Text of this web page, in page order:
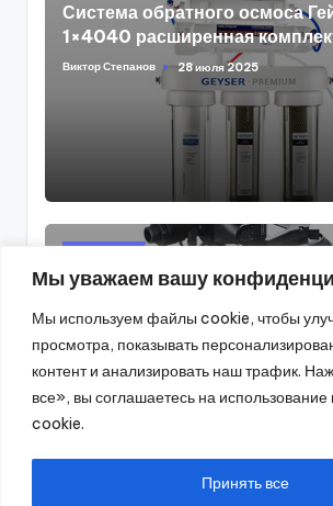
Мы уважаем вашу
Мы используем файлы cookie, чтобы
просмотра, показывать
контент и анализировать наш трафик.
все», вы соглашаетесь на
cookie.
Принять все
Система обратного осмоса
1×4040 расширенная
Posted
Виктор Степанов 28 июля 2025
Posted
in
Поверхностный насос-
AJC-101-FC
Posted
by
Виктор Степанов 25 июля 2025